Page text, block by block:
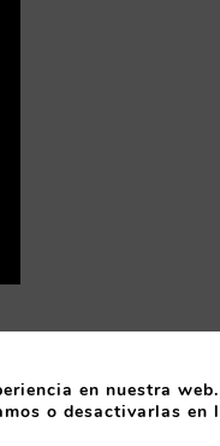
en nuestra web.
o desactivarlas en